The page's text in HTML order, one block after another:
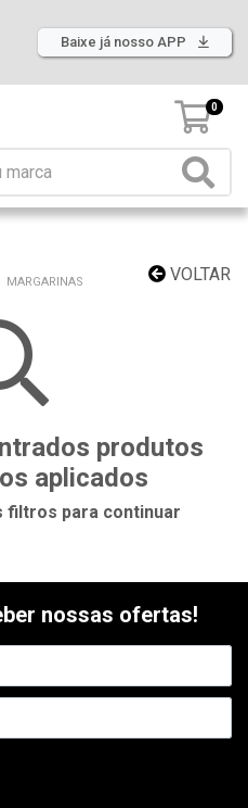
Baixe já nosso APP
0
VOLTAR
MARGARINAS
produtos
aplicados
filtros para continuar
nossas ofertas!